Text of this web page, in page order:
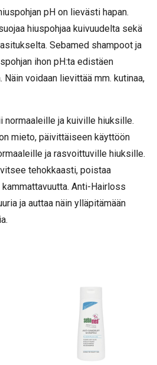
pH on lievästi hapan.
hiuspohjaa kuivuudelta sekä
Sebamed shampoot ja
ihon pH:ta edistäen
Näin voidaan lievittää mm. kutinaa,
normaaleille ja kuiville hiuksille.
mieto, päivittäiseen käyttöön
ja rasvoittuville hiuksille.
tehokkaasti, poistaa
Anti-Hairloss
ja auttaa näin ylläpitämään